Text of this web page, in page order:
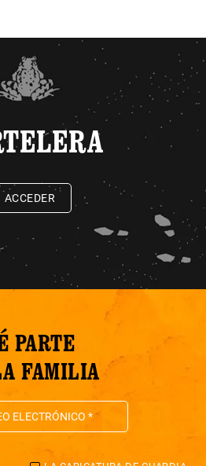
ACCEDER
PARTE
FAMILIA